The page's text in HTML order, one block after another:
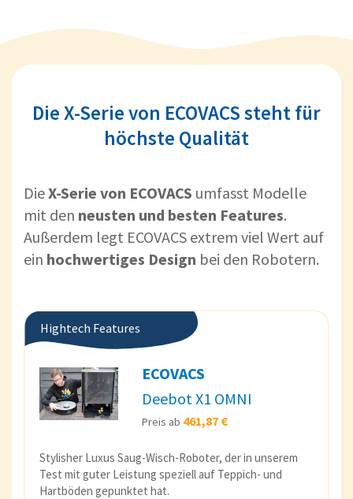
Die X-Serie von ECOVACS steht für
höchste Qualität
DieX-Serie von ECOVACS umfasst Modelle
mit den neusten und besten Features.
Außerdem legt ECOVACS extrem viel Wert auf
ein hochwertiges Design bei den Robotern.
Hightech Features
ECOVACS
Deebot X1 OMNI
Preis ab 461,87 €
Stylisher Luxus Saug-Wisch-Roboter, der in unserem
Test mit guter Leistung speziell auf Teppich- und
Hartböden gepunktet hat.